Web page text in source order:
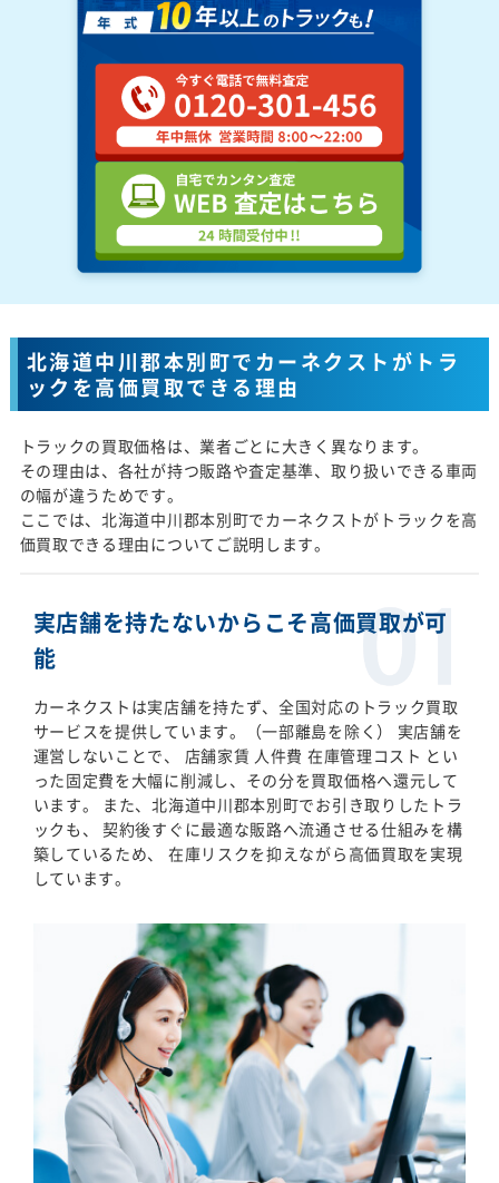
北海道中川郡本別町でカーネクストがトラ
ックを高価買取できる理由
トラックの買取価格は、業者ごとに大きく異なります。
その理由は、各社が持つ販路や査定基準、取り扱いできる車両
の幅が違うためです。
ここでは、北海道中川郡本別町でカーネクストがトラックを高
価買取できる理由についてご説明します。
実店舗を持たないからこそ高価買取が可
能
カーネクストは実店舗を持たず、全国対応のトラック買取
サービスを提供しています。（一部離島を除く） 実店舗を
運営しないことで、 店舗家賃 人件費 在庫管理コスト とい
った固定費を大幅に削減し、その分を買取価格へ還元して
います。 また、北海道中川郡本別町でお引き取りしたトラ
ックも、 契約後すぐに最適な販路へ流通させる仕組みを構
築しているため、 在庫リスクを抑えながら高価買取を実現
しています。